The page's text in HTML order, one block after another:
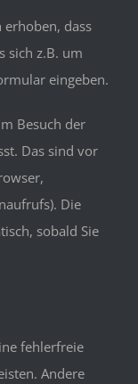
dass
sich z.B. um
eingeben.
Besuch der
Das sind vor
Die
sobald Sie
fehlerfreie
Andere